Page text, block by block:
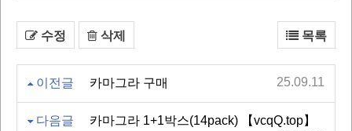
수정 삭제 목록
이전글 카마그라 구매 25.09.11
다음글
카마그라 1+1박스(14pack) 【vcqQ.top】